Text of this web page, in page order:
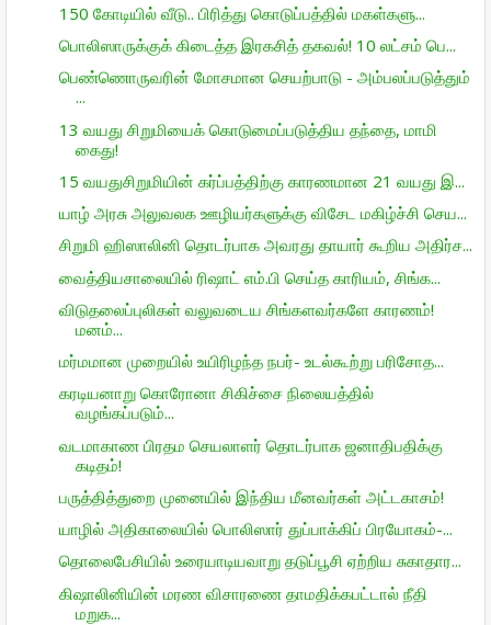
150 கோடியில் வீடு.. பிரித்து கொடுப்பத்தில் மகள்களு...
பொலிஸாருக்குக் கிடைத்த இரகசித் தகவல்! 10 லட்சம் பெ...
பெண்ணொருவரின் மோசமான செயற்பாடு - அம்பலப்படுத்தும்
...
13 வயது சிறுமியைக் கொடுமைப்படுத்திய தந்தை, மாமி
கைது!
15 வயதுசிறுமியின் கர்ப்பத்திற்கு காரணமான 21 வயது இ...
யாழ் அரசு அலுவலக ஊழியர்களுக்கு விசேட மகிழ்ச்சி செய...
சிறுமி ஹிஸாலினி தொடர்பாக அவரது தாயார் கூறிய அதிர்ச...
வைத்தியசாலையில் ரிஷாட் எம்.பி செய்த காரியம், சிங்க...
விடுதலைப்புலிகள் வலுவடைய சிங்களவர்களே காரணம்!
மனம்...
மர்மமான முறையில் உயிரிழந்த நபர்- உடல்கூற்று பரிசோத...
கரடியனாறு கொரோனா சிகிச்சை நிலையத்தில்
வழங்கப்படும்...
வடமாகாண பிரதம செயலாளர் தொடர்பாக ஜனாதிபதிக்கு
கடிதம்!
பருத்தித்துறை முனையில் இந்திய மீனவர்கள் அட்டகாசம்!
யாழில் அதிகாலையில் பொலிஸார் துப்பாக்கிப் பிரயோகம்-...
தொலைபேசியில் உரையாடியவாறு தடுப்பூசி ஏற்றிய சுகாதார...
கிஷாலினியின் மரண விசாரணை தாமதிக்கபட்டால் நீதி
மறுக...